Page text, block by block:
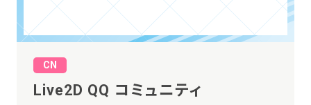
CN
Live2D QQ コミュニティ